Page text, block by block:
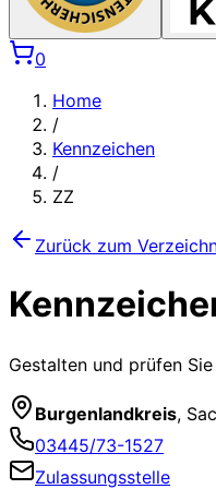
0
Home
/
Kennzeichen
/
ZZ
Zurück zum
Gestalten und prüfen
Burgenlandkreis,
03445/73-1527
Zulassungsstelle